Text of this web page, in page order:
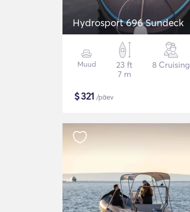
Hydrosport 696 Sundeck
Muud
23 ft
7 m
8 Cruising
$321 /päev